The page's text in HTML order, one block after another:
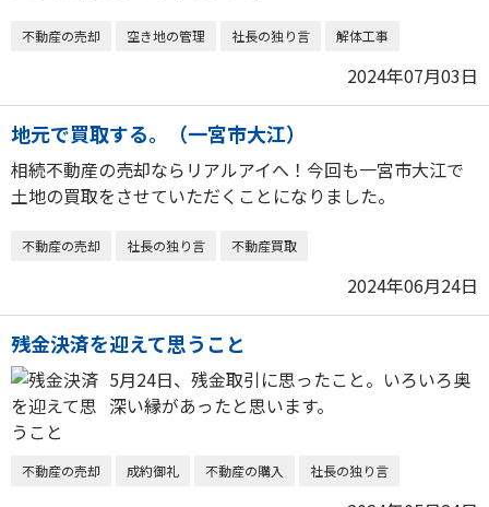
不動産の売却 空き地の管理 社長の独り言 解体工事
2024年07月03日
地元で買取する。（一宮市大江）
相続不動産の売却ならリアルアイへ！今回も一宮市大江で
土地の買取をさせていただくことになりました。
不動産の売却 社長の独り言 不動産買取
2024年06月24日
残金決済を迎えて思うこと
5月24日、残金取引に思ったこと。いろいろ奥
深い縁があったと思います。
不動産の売却 成約御礼 不動産の購入 社長の独り言